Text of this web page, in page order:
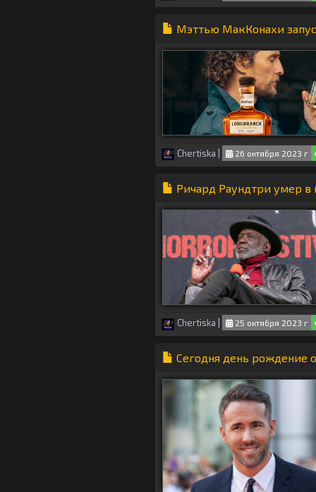
Мэттью МакКонахи
Chertiska | 26 октября 2023 г
Ричард Раундтри умер в
Chertiska 25 октября 2023 г
Сегодня день рождение